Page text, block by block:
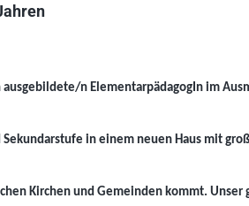
n ElementarpädagogIn im
in einem neuen Haus mit
Kirchen und Gemeinden kommt. Unser